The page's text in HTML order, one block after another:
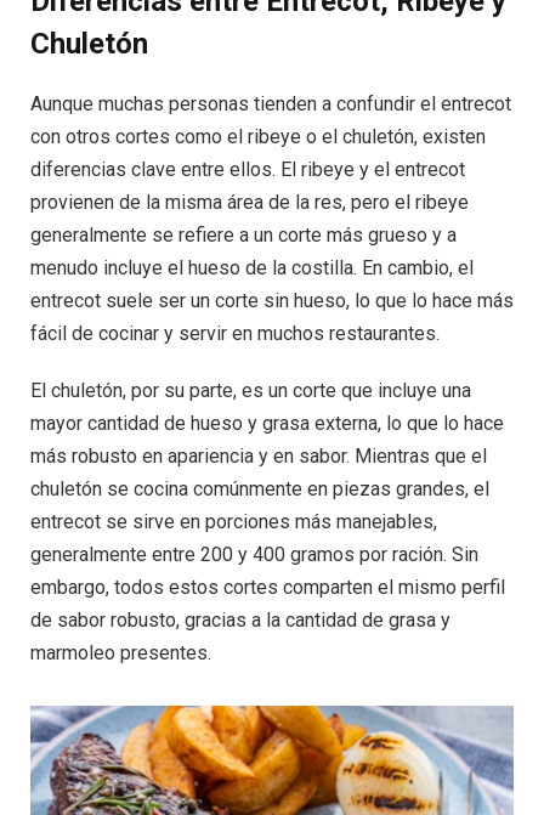
Chuletón
Aunque muchas personas tienden a confundir el entrecot
con otros cortes como el ribeye o el chuletón, existen
diferencias clave entre ellos. El ribeye y el entrecot
provienen de la misma área de la res, pero el ribeye
generalmente se refiere a un corte más grueso y a
menudo incluye el hueso de la costilla. En cambio, el
entrecot suele ser un corte sin hueso, lo que lo hace más
fácil de cocinar y servir en muchos restaurantes.
El chuletón, por su parte, es un corte que incluye una
mayor cantidad de hueso y grasa externa, lo que lo hace
más robusto en apariencia y en sabor. Mientras que el
chuletón se cocina comúnmente en piezas grandes, el
entrecot se sirve en porciones más manejables,
generalmente entre 200 y 400 gramos por ración. Sin
embargo, todos estos cortes comparten el mismo perfil
de sabor robusto, gracias a la cantidad de grasa y
marmoleo presentes.